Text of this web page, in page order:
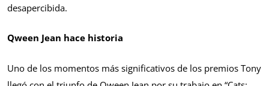
desapercibida.
Qween Jean hace historia
Uno de los momentos más significativos de los premios Tony